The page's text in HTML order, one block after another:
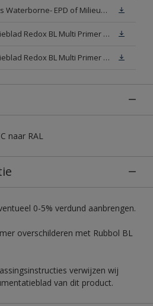
Sikkens Metal Paints Waterborne- EPD of Milieuproductverklaring
Veiligheidsinformatieblad Redox BL Multi Primer W05 (MSDS)
Veiligheidsinformatieblad Redox BL Multi Primer N00 (MSDS)
naar RAL
0-5% verdund aanbrengen.
overschilderen met Rubbol BL
verwijzen wij
van dit product.